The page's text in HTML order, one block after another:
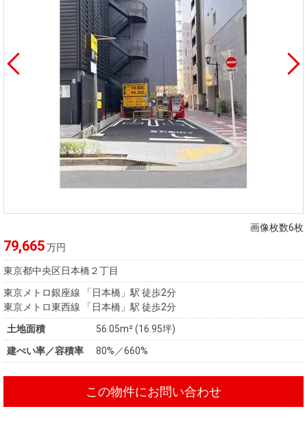
物
件
を
探
す
探す
購入向け
サービス
住宅ロー
ンシミュ
レーショ
ン
住まい1プ
ラス（お
役立ちコ
ラム）
暮らしの
税金の本
（電子ブ
ック）
試算
売却向け
サービス
周辺相場
検索
住まい1プ
ラス（お
役立ちコ
ラム）
住まいと
暮らしの
税金の本
売却ガイ
ド
ック版）
画像枚数6枚
79,665万円
東京都中央区日本橋２丁目
東京メトロ銀座線 「日本橋」駅 徒歩2分
東京メトロ東西線 「日本橋」駅 徒歩2分
土地面積
56.05m² (16.95坪)
建ぺい率／容積率
80%／660%
この物件にお問い合わせ